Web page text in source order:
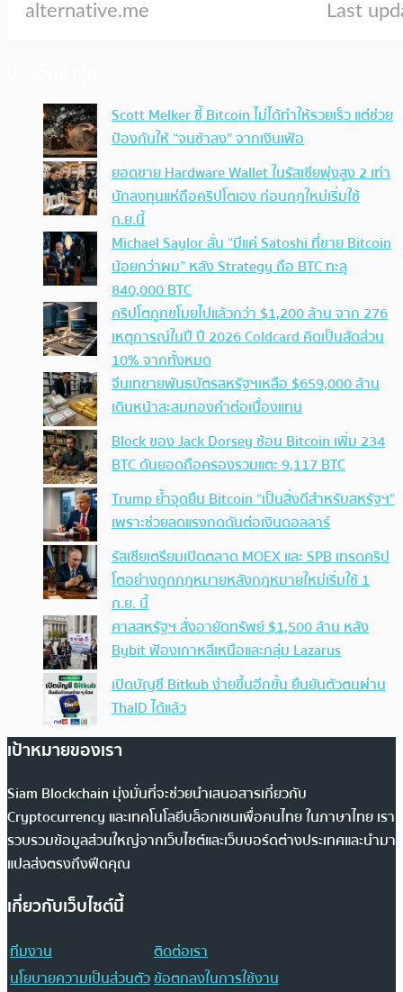
Scott Melker ชี้ Bitcoin ไม่ได้ทำให้รวยเร็ว แต่ช่วย
ป้องกันให้ “จนช้าลง” จากเงินเฟ้อ
ยอดขาย Hardware Wallet ในรัสเซียพุ่งสูง 2 เท่า
นักลงทุนแห่ถือคริปโตเอง ก่อนกฎใหม่เริ่มใช้
ก.ย.นี้
Michael Saylor ลั่น “มีแค่ Satoshi ที่ขาย Bitcoin
น้อยกว่าผม” หลัง Strategy ถือ BTC ทะลุ
840,000 BTC
คริปโตถูกขโมยไปแล้วกว่า $1,200 ล้าน จาก 276
เหตุการณ์ในปี ปี 2026 Coldcard คิดเป็นสัดส่วน
10% จากทั้งหมด
จีนเทขายพันธบัตรสหรัฐฯเหลือ $659,000 ล้าน
เดินหน้าสะสมทองคำต่อเนื่องแทน
Block ของ Jack Dorsey ช้อน Bitcoin เพิ่ม 234
BTC ดันยอดถือครองรวมแตะ 9,117 BTC
Trump ย้ำจุดยืน Bitcoin “เป็นสิ่งดีสำหรับสหรัฐฯ”
เพราะช่วยลดแรงกดดันต่อเงินดอลลาร์
รัสเซียเตรียมเปิดตลาด MOEX และ SPB เทรดคริป
โตอย่างถูกกฎหมายหลังกฎหมายใหม่เริ่มใช้ 1
ก.ย. นี้
ศาลสหรัฐฯ สั่งอายัดทรัพย์ $1,500 ล้าน หลัง
Bybit ฟ้องเกาหลีเหนือและกลุ่ม Lazarus
เปิดบัญชี Bitkub ง่ายขึ้นอีกขั้น ยืนยันตัวตนผ่าน
ThaID ได้แล้ว
เป้าหมายของเรา
Siam Blockchain มุ่งมั่นที่จะช่วยนำเสนอสารเกี่ยวกับ
Cryptocurrency และเทคโนโลยีบล็อกเชนเพื่อคนไทย ในภาษาไทย เรา
รวบรวมข้อมูลส่วนใหญ่จากเว็บไซต์และเว็บบอร์ดต่างประเทศและนำมา
แปลส่งตรงถึงฟีดคุณ
เกี่ยวกับเว็บไซต์นี้
ทีมงาน
ติดต่อเรา
นโยบายความเป็นส่วนตัวข้อตกลงในการใช้งาน